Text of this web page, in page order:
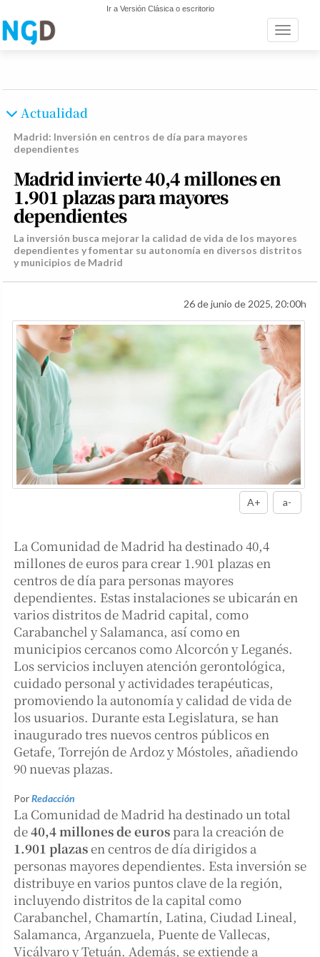
Ir a Versión Clásica o escritorio
Toggle
Actualidad
Madrid: Inversión en centros de día para mayores
dependientes
Madrid invierte 40,4 millones en
1.901 plazas para mayores
dependientes
La inversión busca mejorar la calidad de vida de los mayores
dependientes y fomentar su autonomía en diversos distritos
y municipios de Madrid
26 de junio de 2025, 20:00h
A+ a-
La Comunidad de Madrid ha destinado 40,4
millones de euros para crear 1.901 plazas en
centros de día para personas mayores
dependientes. Estas instalaciones se ubicarán en
varios distritos de Madrid capital, como
Carabanchel y Salamanca, así como en
municipios cercanos como Alcorcón y Leganés.
Los servicios incluyen atención gerontológica,
cuidado personal y actividades terapéuticas,
promoviendo la autonomía y calidad de vida de
los usuarios. Durante esta Legislatura, se han
inaugurado tres nuevos centros públicos en
Getafe, Torrejón de Ardoz y Móstoles, añadiendo
90 nuevas plazas.
PorRedacción
La Comunidad de Madrid ha destinado un total
de40,4 millones de euros para la creación de
1.901 plazasen centros de día dirigidos a
personas mayores dependientes. Esta inversión se
distribuye en varios puntos clave de la región,
incluyendo distritos de la capital como
Carabanchel, Chamartín, Latina, Ciudad Lineal,
Salamanca, Arganzuela, Puente de Vallecas,
Vicálvaro y Tetuán. Además, se extiende a